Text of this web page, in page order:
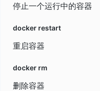
停止一个运行中的容器
docker restart
重启容器
docker rm
删除容器